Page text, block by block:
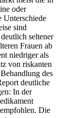
oder
Unterschiede
sind
seltener
Frauen ab
niedriger als
von riskanten
des
deutliche
In der
Die